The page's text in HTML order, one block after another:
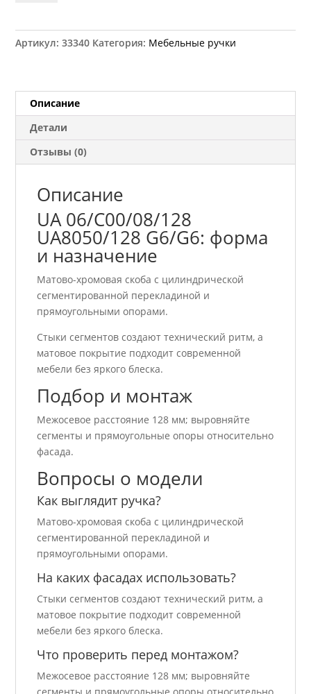
06/C00/08/128
Артикул:33340 Категория: Мебельные ручки
Описание
Детали
Отзывы (0)
Описание
UA 06/C00/08/128
UA8050/128 G6/G6: форма
и назначение
Матово-хромовая скоба с цилиндрической
сегментированной перекладиной и
прямоугольными опорами.
Стыки сегментов создают технический ритм, а
матовое покрытие подходит современной
мебели без яркого блеска.
Подбор и монтаж
Межосевое расстояние 128 мм; выровняйте
сегменты и прямоугольные опоры относительно
фасада.
Вопросы о модели
Как выглядит ручка?
Матово-хромовая скоба с цилиндрической
сегментированной перекладиной и
прямоугольными опорами.
На каких фасадах использовать?
Стыки сегментов создают технический ритм, а
матовое покрытие подходит современной
мебели без яркого блеска.
Что проверить перед монтажом?
Межосевое расстояние 128 мм; выровняйте
сегменты и прямоугольные опоры относительно